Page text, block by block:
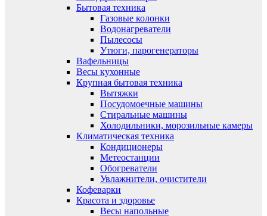
Бытовая техника
Газовые колонки
Водонагреватели
Пылесосы
Утюги, парогенераторы
Вафельницы
Весы кухонные
Крупная бытовая техника
Вытяжки
Посудомоечные машины
Стиральные машины
Холодильники, морозильные камеры
Климатическая техника
Кондиционеры
Метеостанции
Обогреватели
Увлажнители, очистители
Кофеварки
Красота и здоровье
Весы напольные